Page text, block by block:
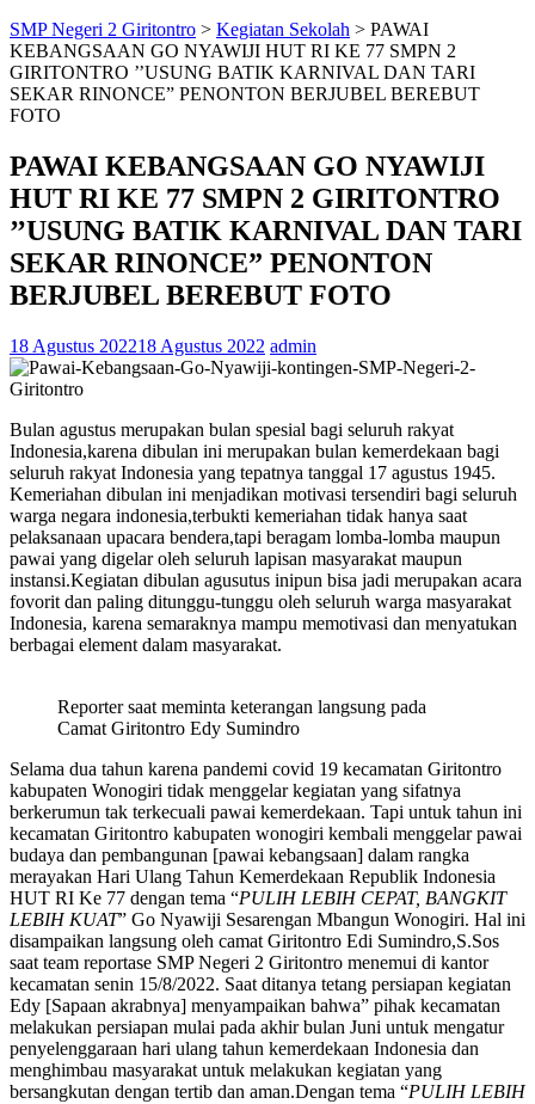
SMP Negeri 2 Giritontro > Kegiatan Sekolah > PAWAI
KEBANGSAAN GO NYAWIJI HUT RI KE 77 SMPN 2
GIRITONTRO ’’USUNG BATIK KARNIVAL DAN TARI
SEKAR RINONCE” PENONTON BERJUBEL BEREBUT
FOTO
PAWAI KEBANGSAAN GO NYAWIJI
HUT RI KE 77 SMPN 2 GIRITONTRO
’’USUNG BATIK KARNIVAL DAN TARI
SEKAR RINONCE” PENONTON
BERJUBEL BEREBUT FOTO
18 Agustus 202218 Agustus 2022 admin
Bulan agustus merupakan bulan spesial bagi seluruh rakyat
Indonesia,karena dibulan ini merupakan bulan kemerdekaan bagi
seluruh rakyat Indonesia yang tepatnya tanggal 17 agustus 1945.
Kemeriahan dibulan ini menjadikan motivasi tersendiri bagi seluruh
warga negara indonesia,terbukti kemeriahan tidak hanya saat
pelaksanaan upacara bendera,tapi beragam lomba-lomba maupun
pawai yang digelar oleh seluruh lapisan masyarakat maupun
instansi.Kegiatan dibulan agusutus inipun bisa jadi merupakan acara
fovorit dan paling ditunggu-tunggu oleh seluruh warga masyarakat
Indonesia, karena semaraknya mampu memotivasi dan menyatukan
berbagai element dalam masyarakat.
Reporter saat meminta keterangan langsung pada
Camat Giritontro Edy Sumindro
Selama dua tahun karena pandemi covid 19 kecamatan Giritontro
kabupaten Wonogiri tidak menggelar kegiatan yang sifatnya
berkerumun tak terkecuali pawai kemerdekaan. Tapi untuk tahun ini
kecamatan Giritontro kabupaten wonogiri kembali menggelar pawai
budaya dan pembangunan [pawai kebangsaan] dalam rangka
merayakan Hari Ulang Tahun Kemerdekaan Republik Indonesia
HUT RI Ke 77 dengan tema “PULIH LEBIH CEPAT, BANGKIT
LEBIH KUAT” Go Nyawiji Sesarengan Mbangun Wonogiri. Hal ini
disampaikan langsung oleh camat Giritontro Edi Sumindro,S.Sos
saat team reportase SMP Negeri 2 Giritontro menemui di kantor
kecamatan senin 15/8/2022. Saat ditanya tetang persiapan kegiatan
Edy [Sapaan akrabnya] menyampaikan bahwa” pihak kecamatan
melakukan persiapan mulai pada akhir bulan Juni untuk mengatur
penyelenggaraan hari ulang tahun kemerdekaan Indonesia dan
menghimbau masyarakat untuk melakukan kegiatan yang
bersangkutan dengan tertib dan aman.Dengan tema “PULIH LEBIH